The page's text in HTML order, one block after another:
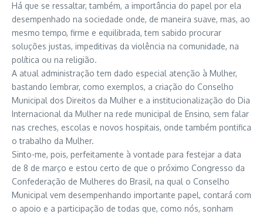
Há que se ressaltar, também, a importância do papel por ela
desempenhado na sociedade onde, de maneira suave, mas, ao
mesmo tempo, firme e equilibrada, tem sabido procurar
soluções justas, impeditivas da violência na comunidade, na
política ou na religião.
A atual administração tem dado especial atenção à Mulher,
bastando lembrar, como exemplos, a criação do Conselho
Municipal dos Direitos da Mulher e a institucionalização do Dia
Internacional da Mulher na rede municipal de Ensino, sem falar
nas creches, escolas e novos hospitais, onde também pontifica
o trabalho da Mulher.
Sinto-me, pois, perfeitamente à vontade para festejar a data
de 8 de março e estou certo de que o próximo Congresso da
Confederação de Mulheres do Brasil, na qual o Conselho
Municipal vem desempenhando importante papel, contará com
o apoio e a participação de todas que, como nós, sonham